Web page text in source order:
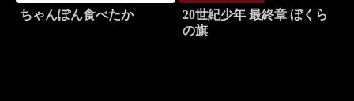
ちゃんぽん食べたか
20世紀少年 最終章 ぼくら
の旗